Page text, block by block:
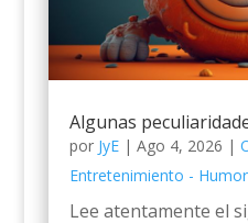
Algunas
por JyE| Ago 4, 2026 |
Entretenimiento - Humor
Lee atentamente el